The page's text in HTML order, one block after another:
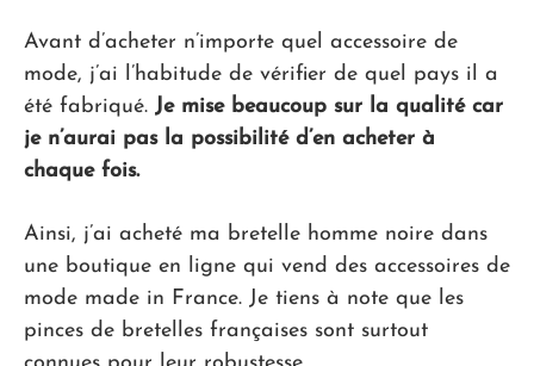
Avant d’acheter n’importe quel accessoire de
mode, j’ai l’habitude de vérifier de quel pays il a
été fabriqué. Je mise beaucoup sur la qualité car
je n’aurai pas la possibilité d’en acheter à
chaque fois.
Ainsi, j’ai acheté ma bretelle homme noire dans
une boutique en ligne qui vend des accessoires de
mode made in France. Je tiens à note que les
pinces de bretelles françaises sont surtout